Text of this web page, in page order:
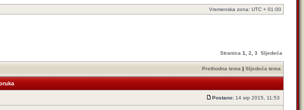
Vremenska zona: UTC + 01:00
Stranica 1 2 3 Sljedeća
Prethodna tema | Sljedeća tema
Postano: 14 srp 2015, 11:53